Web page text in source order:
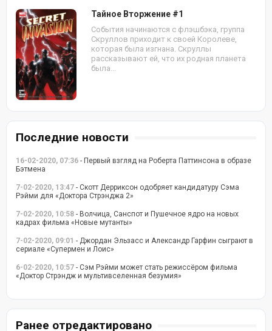
Тайное Вторжение #1
События начинаются с флэшбэка, группа
Скруллов приходит к своей Королеве,
которая была изгнана. Скруллы
рассказывают ей, что их родная планета
была...
Последние новости
16-02-2020, 07:36 - Первый взгляд на Роберта Паттинсона в образе
Бэтмена
7-02-2020, 13:47 - Скотт Дерриксон одобряет кандидатуру Сэма
Рэйми для «Доктора Стрэнджа 2»
7-02-2020, 10:58 - Волчица, Санспот и Пушечное ядро на новых
кадрах фильма «Новые мутанты»
7-02-2020, 09:01 - Джордан Эльзасс и Александр Гарфин сыграют в
сериале «Супермен и Лоис»
6-02-2020, 10:57 - Сэм Рэйми может стать режиссёром фильма
«Доктор Стрэндж и мультивселенная безумия»
Ранее отредактировано